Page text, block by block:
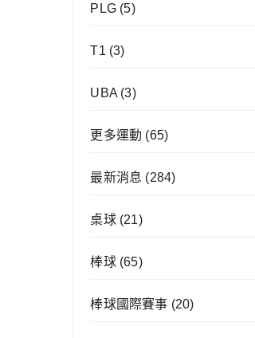
PLG(5)
T1 (3)
UBA(3)
更多運動 (65)
最新消息 (284)
桌球(21)
棒球(65)
棒球國際賽事 (20)